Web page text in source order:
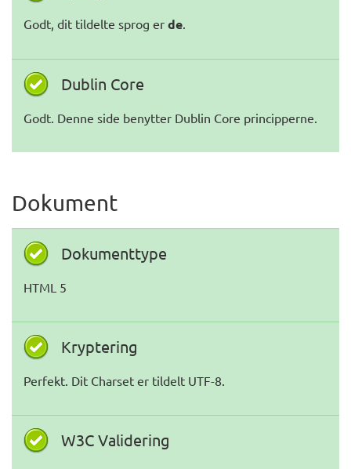
Godt, dit tildelte sprog er de.
Dublin Core
Godt. Denne side benytter Dublin Core principperne.
Dokument
Dokumenttype
HTML 5
Kryptering
Perfekt. Dit Charset er tildelt UTF-8.
W3C Validering